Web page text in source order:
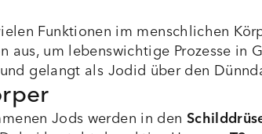
Funktionen im menschlichen
aus, um lebenswichtige Prozesse in
gelangt als Jodid über den
Jods werden in den